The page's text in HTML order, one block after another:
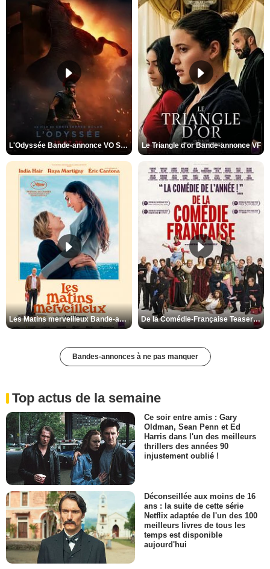
L'Odyssée Bande-annonce VO STFR Le Triangle d'or Bande-annonce VF
Les Matins merveilleux Bande-annonce VF De la Comédie-Française Teaser VF
Bandes-annonces à ne pas manquer
Top actus de la semaine
Ce soir entre amis : Gary
Oldman, Sean Penn et Ed
Harris dans l'un des meilleurs
thrillers des années 90
injustement oublié !
Déconseillée aux moins de 16
ans : la suite de cette série
Netflix adaptée de l'un des 100
meilleurs livres de tous les
temps est disponible
aujourd'hui